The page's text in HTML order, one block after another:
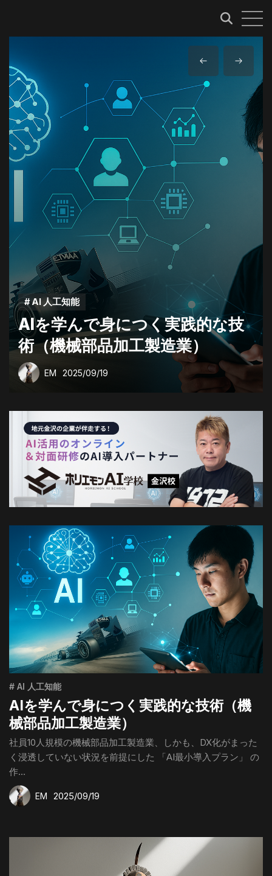
# AI 人工知能
AIを学んで身につく実践的な技
術（機械部品加工製造業）
EM 2025/09/19
# AI 人工知能
AIを学んで身につく実践的な技術（機
械部品加工製造業）
社員10人規模の機械部品加工製造業、しかも、DX化がまった
く浸透していない状況を前提にした 「AI最小導入プラン」 の
作...
EM 2025/09/19